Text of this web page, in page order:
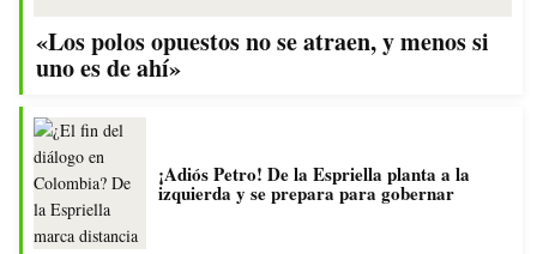
«Los polos opuestos no se atraen, y menos si
uno es de ahí»
¡Adiós Petro! De la Espriella planta a la
izquierda y se prepara para gobernar